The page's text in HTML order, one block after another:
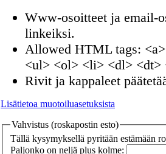
Www-osoitteet ja email-
linkeiksi.
Allowed HTML tags:
<ul> <ol> <li> <dl> <dt>
Rivit ja kappaleet
Lisätietoa muotoiluasetuksista
Vahvistus (roskapostin esto)
Tällä kysymyksellä pyritään estämään
Paljonko on neljä plus kolme: